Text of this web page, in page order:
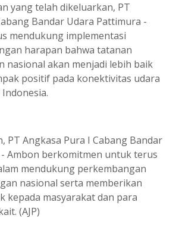
yang telah dikeluarkan, PT
Bandar Udara Pattimura -
mendukung implementasi
harapan bahwa tatanan
nasional akan menjadi lebih baik
positif pada konektivitas udara
PT Angkasa Pura I Cabang Bandar
Ambon berkomitmen untuk terus
mendukung perkembangan
nasional serta memberikan
kepada masyarakat dan para
(AJP)